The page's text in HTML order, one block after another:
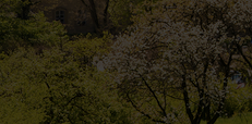
Statistik
Um unser Angebot und
dieser Cookies können
unsere Inhalte
Übermittlung, der auf
Datenschutzhinweisen.